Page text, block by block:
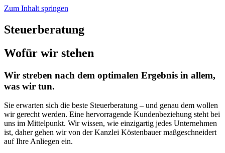
Zum Inhalt springen
Steuerberatung
Wofür wir stehen
Wir streben nach dem optimalen Ergebnis in allem,
was wir tun.
Sie erwarten sich die beste Steuerberatung – und genau dem wollen
wir gerecht werden. Eine hervorragende Kundenbeziehung steht bei
uns im Mittelpunkt. Wir wissen, wie einzigartig jedes Unternehmen
ist, daher gehen wir von der Kanzlei Köstenbauer maßgeschneidert
auf Ihre Anliegen ein.